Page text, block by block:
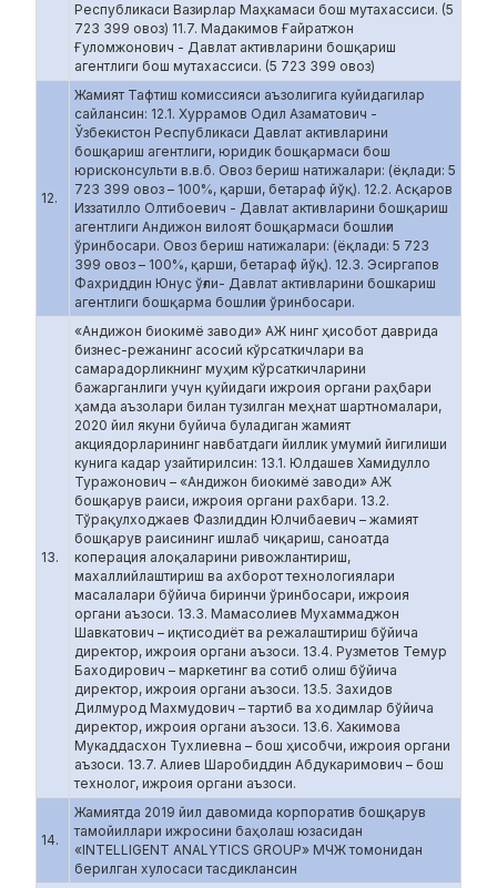
Республикаси Вазирлар Маҳкамаси бош мутахассиси. (5
723 399 овоз) 11.7. Мадакимов Ғайратжон
Ғуломжонович - Давлат активларини бошқариш
агентлиги бош мутахассиси. (5 723 399 овоз)
12.
Жамият Тафтиш комиссияси аъзолигига куйидагилар
сайлансин: 12.1. Хуррамов Одил Азаматович -
Ўзбекистон Республикаси Давлат активларини
бошқариш агентлиги, юридик бошқармаси бош
юрисконсульти в.в.б. Овоз бериш натижалари: (ёқлади: 5
723 399 овоз – 100%, қарши, бетараф йўқ). 12.2. Асқаров
Иззатилло Олтибоевич - Давлат активларини бошқариш
агентлиги Андижон вилоят бошқармаси бошлиғи
ўринбосари. Овоз бериш натижалари: (ёқлади: 5 723
399 овоз – 100%, қарши, бетараф йўқ). 12.3. Эсиргапов
Фахриддин Юнус ўғли- Давлат активларини бошкариш
агентлиги бошқарма бошлиғи ўринбосари.
13.
«Андижон биокимё заводи» АЖ нинг ҳисобот даврида
бизнес-режанинг асосий кўрсаткичлари ва
самарадорликнинг муҳим кўрсаткичларини
бажарганлиги учун қуйидаги ижроия органи раҳбари
ҳамда аъзолари билан тузилган меҳнат шартномалари,
2020 йил якуни буйича буладиган жамият
акциядорларининг навбатдаги йиллик умумий йигилиши
кунига кадар узайтирилсин: 13.1. Юлдашев Хамидулло
Туражонович – «Андижон биокимё заводи» АЖ
бошқарув раиси, ижроия органи рахбари. 13.2.
Тўрақулходжаев Фазлиддин Юлчибаевич – жамият
бошқарув раисининг ишлаб чиқариш, саноатда
коперация алоқаларини ривожлантириш,
махаллийлаштириш ва ахборот технологиялари
масалалари бўйича биринчи ўринбосари, ижроия
органи аъзоси. 13.3. Мамасолиев Мухаммаджон
Шавкатович – иқтисодиёт ва режалаштириш бўйича
директор, ижроия органи аъзоси. 13.4. Рузметов Темур
Баходирович – маркетинг ва сотиб олиш бўйича
директор, ижроия органи аъзоси. 13.5. Захидов
Дилмурод Махмудович – тартиб ва ходимлар бўйича
директор, ижроия органи аъзоси. 13.6. Хакимова
Мукаддасхон Тухлиевна – бош ҳисобчи, ижроия органи
аъзоси. 13.7. Алиев Шаробиддин Абдукаримович – бош
технолог, ижроия органи аъзоси.
14.
Жамиятда 2019 йил давомида корпоратив бошқарув
тамойиллари ижросини баҳолаш юзасидан
«INTELLIGENT ANALYTICS GROUP» МЧЖ томонидан
берилган хулосаси тасдиклансин